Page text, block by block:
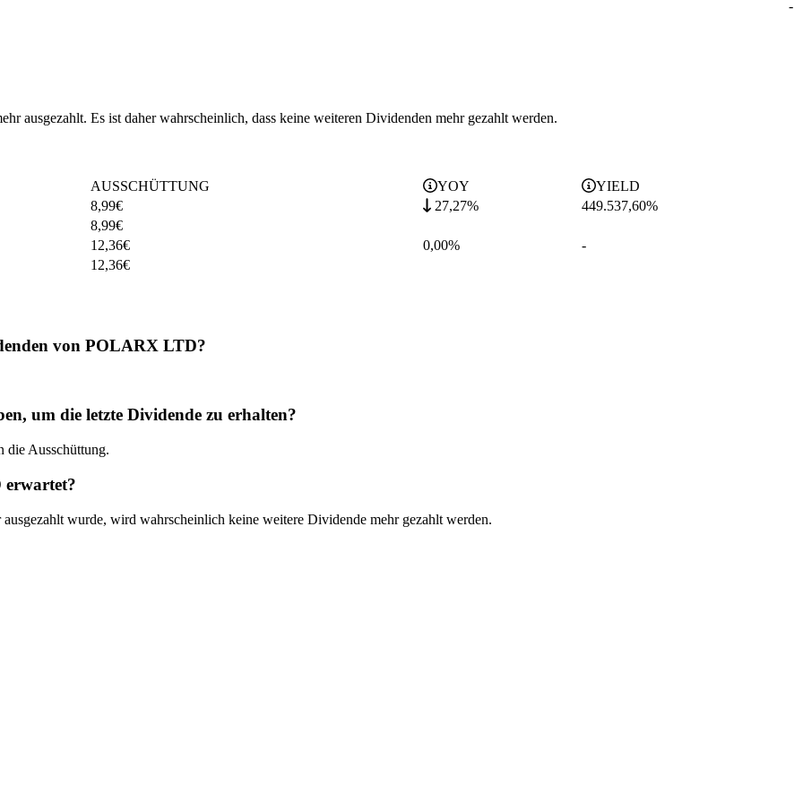
-
ausgezahlt. Es ist daher wahrscheinlich, dass keine weiteren Dividenden mehr gezahlt werden.
AUSSCHÜTTUNG YOY
YIELD
8,99€ 27,27% 449.537,60%
8,99€
12,36€ 0,00%
-
12,36€
von POLARX LTD?
um die letzte Dividende zu erhalten?
die Ausschüttung.
wurde, wird wahrscheinlich keine weitere Dividende mehr gezahlt werden.